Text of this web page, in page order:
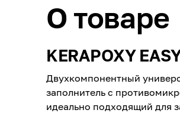
О товаре
KERAPOXY
Двухкомпонентный
заполнитель с
идеально подходящий для